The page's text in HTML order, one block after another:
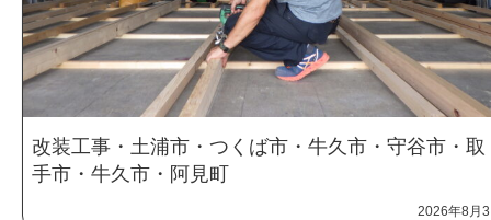
改装工事・土浦市・つくば市・牛久市・守谷市・取
手市・牛久市・阿見町
2026年8月